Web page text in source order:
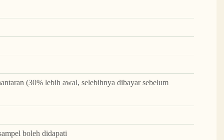
(30% lebih awal, selebihnya dibayar sebelum
boleh didapati